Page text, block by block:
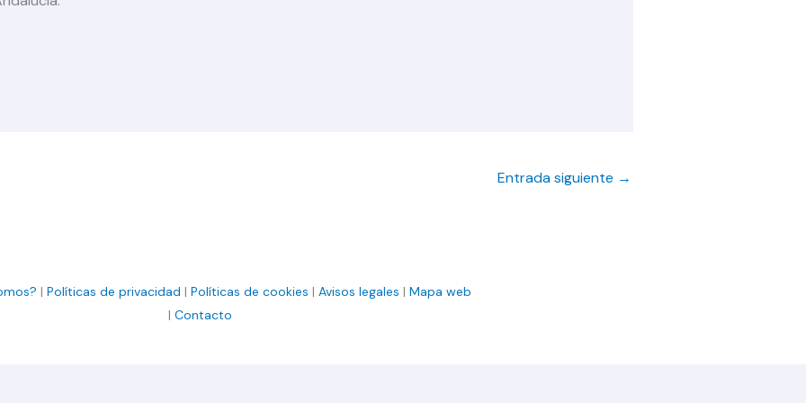
Entrada siguiente →
| Políticas de privacidad | Políticas de cookies | Avisos legales | Mapa web
| Contacto